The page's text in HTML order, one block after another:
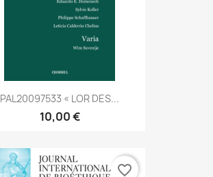
PAL20097533 « LOR DES...
10,00 €
favorite_border